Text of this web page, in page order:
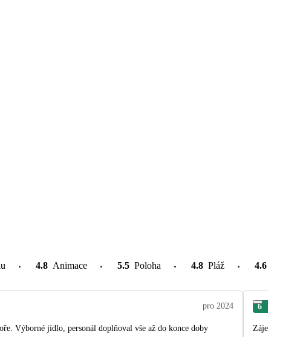
4.8 Animace 5.5 Poloha 4.8 Pláž 4.6
pro 2024
Výborné jídlo, personál doplňoval vše až do konce doby
6
Zájezd splnil